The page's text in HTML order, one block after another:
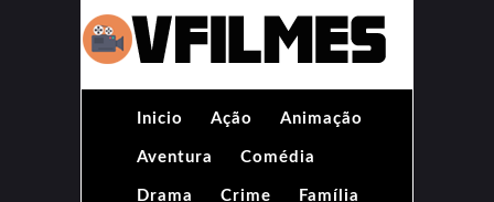
Inicio Ação Animação
Aventura Comédia
Drama Crime Família